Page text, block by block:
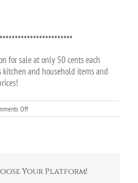
for sale at only 50 cents each
kitchen and household items and
Offon
Spring
May
Your Platform!